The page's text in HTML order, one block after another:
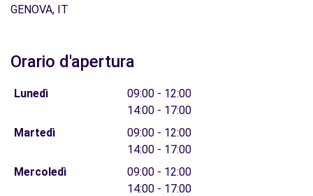
GENOVA, IT
Orario d'apertura
Lunedì
09:00 - 12:00
14:00 - 17:00
Martedì
09:00 - 12:00
14:00 - 17:00
Mercoledì
09:00 - 12:00
14:00 - 17:00